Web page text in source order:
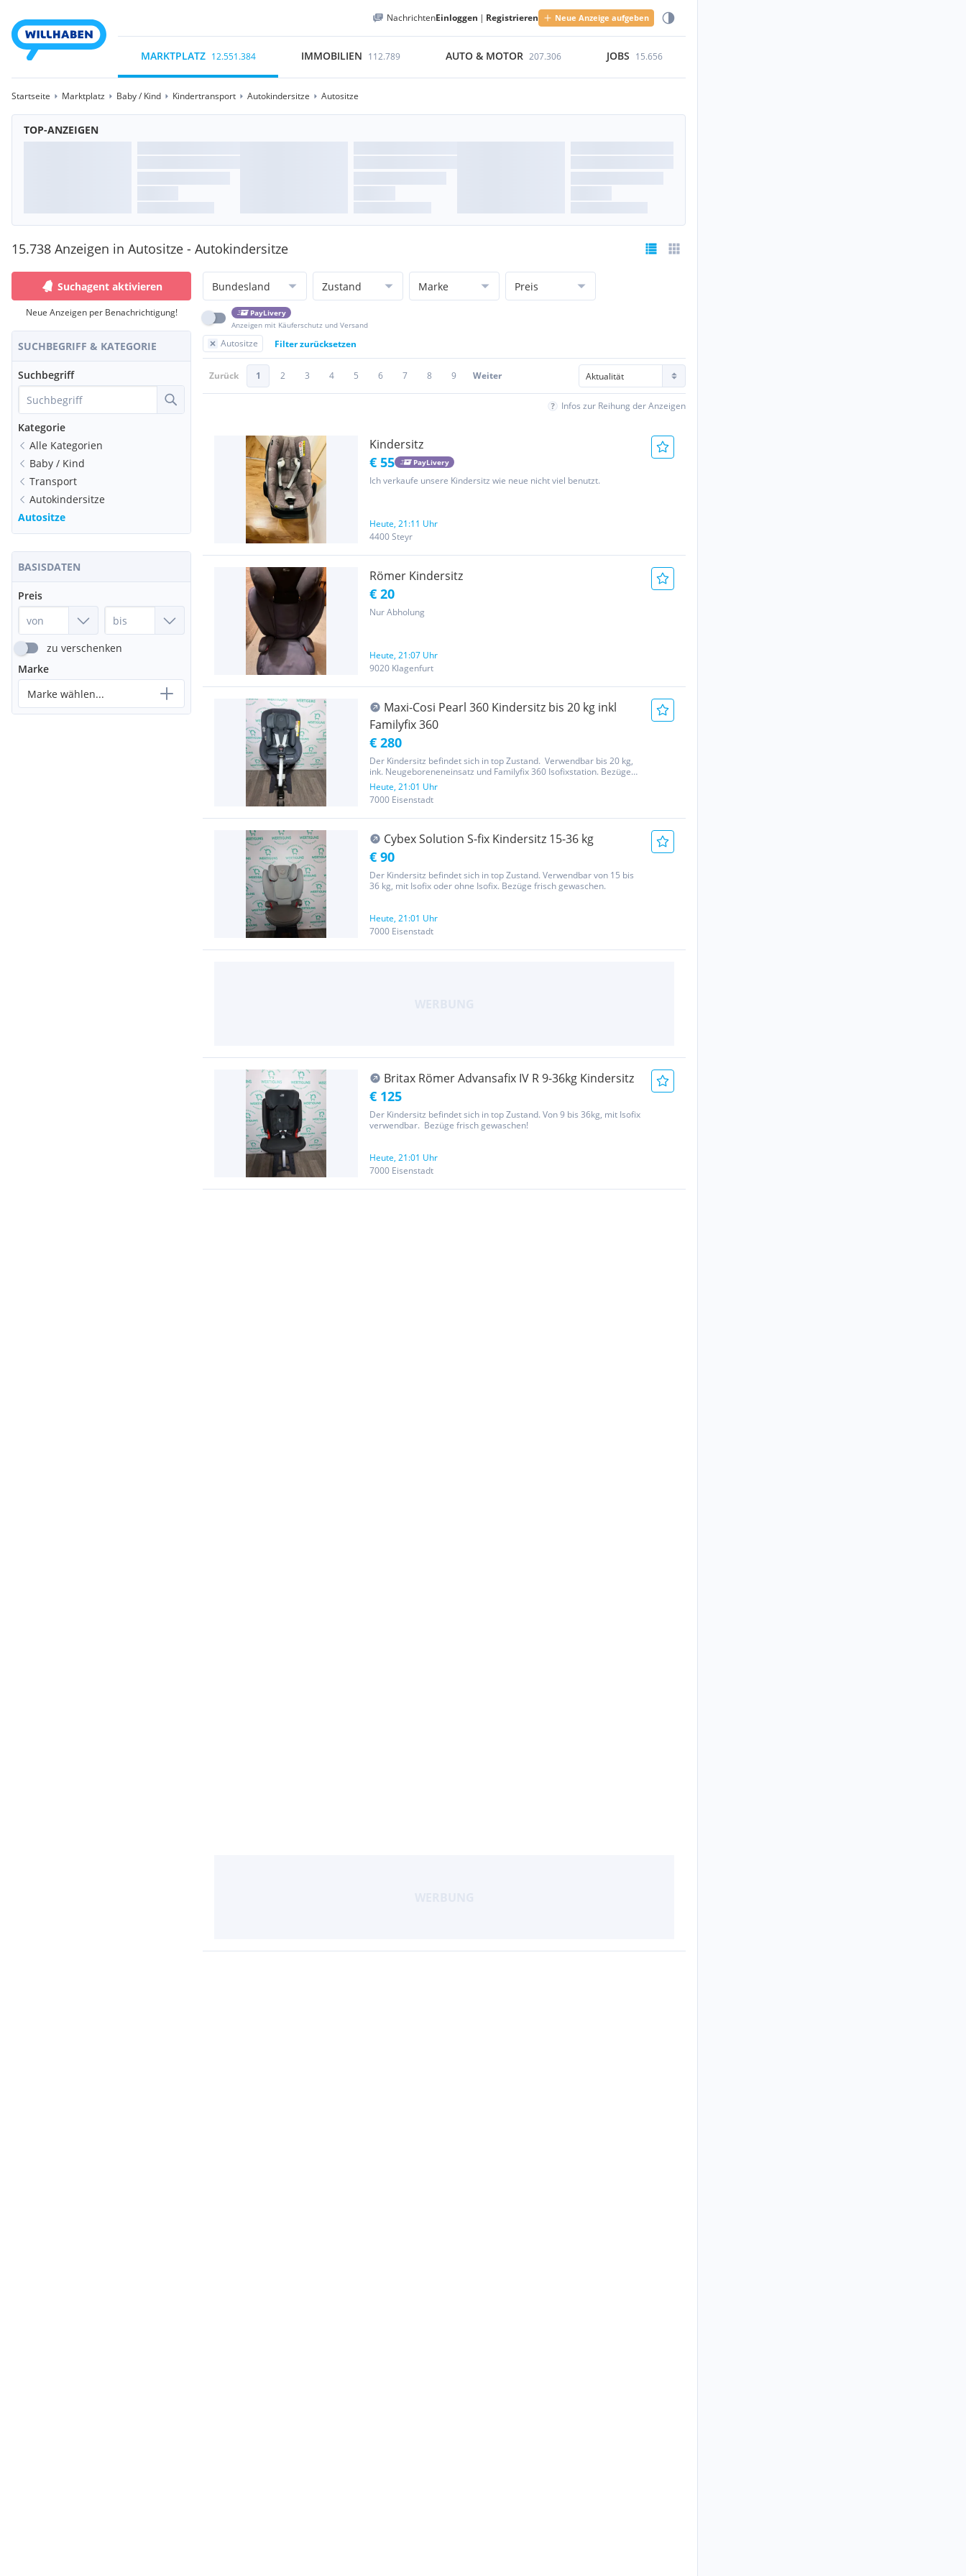
NachrichtenEinloggen | Registrieren Neue Anzeige aufgeben
MARKTPLATZ 12.551.384 IMMOBILIEN 112.789 AUTO & MOTOR 207.306 JOBS 15.656
Startseite Marktplatz Baby / Kind Kindertransport Autokindersitze Autositze
TOP-ANZEIGEN
15.738 Anzeigen in Autositze - Autokindersitze
Suchagent aktivieren
Neue Anzeigen per Benachrichtigung!
SUCHBEGRIFF & KATEGORIE
Suchbegriff
Kategorie
Alle Kategorien
Baby / Kind
Transport
Autokindersitze
Autositze
BASISDATEN
Preis
zu verschenken
Marke
Marke wählen...
Bundesland Zustand Marke Preis
PayLivery
Anzeigen mit Käuferschutz und Versand
Autositze Filter zurücksetzen
Zurück 1 2 3 4 5 6 7 8 9 Weiter
Infos zur Reihung der Anzeigen
Kindersitz
€ 55 PayLivery
Ich verkaufe unsere Kindersitz wie neue nicht viel benutzt.
Heute, 21:11 Uhr
4400 Steyr
Römer Kindersitz
€ 20
Nur Abholung
Heute, 21:07 Uhr
9020 Klagenfurt
Maxi-Cosi Pearl 360 Kindersitz bis 20 kg inkl
Familyfix 360
€ 280
Der Kindersitz befindet sich in top Zustand. Verwendbar bis 20 kg,
ink. Neugeboreneneinsatz und Familyfix 360 Isofixstation. Bezüge
frisch gewaschen.
Heute, 21:01 Uhr
7000 Eisenstadt
Cybex Solution S-fix Kindersitz 15-36 kg
€ 90
Der Kindersitz befindet sich in top Zustand. Verwendbar von 15 bis
36 kg, mit Isofix oder ohne Isofix. Bezüge frisch gewaschen.
Heute, 21:01 Uhr
7000 Eisenstadt
Britax Römer Advansafix IV R 9-36kg Kindersitz
€ 125
Der Kindersitz befindet sich in top Zustand. Von 9 bis 36kg, mit Isofix
verwendbar. Bezüge frisch gewaschen!
Heute, 21:01 Uhr
7000 Eisenstadt